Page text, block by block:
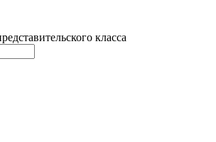
класса